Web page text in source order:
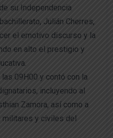
su Independencia
Julián Cherres,
el emotivo discurso y la
en alto el prestigio y
09H00 y contó con la
incluyendo al
Zamora, así como a
militares y civiles del